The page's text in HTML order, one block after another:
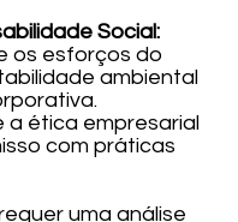
Social:
os esforços do
ambiental
a ética empresarial
com práticas
uma análise